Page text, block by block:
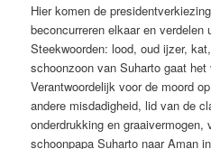
Hier komen de
beconcurreren elkaar en verdelen
Steekwoorden: lood, oud ijzer,
schoonzoon van Suharto gaat
Verantwoordelijk voor de moord
andere misdadigheid, lid van de
onderdrukking en
schoonpapa Suharto naar Aman